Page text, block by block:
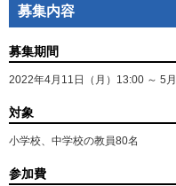
募集内容
募集期間
2022年4月11日（月）13:00 ～ 5
対象
小学校、中学校の教員80名
参加費